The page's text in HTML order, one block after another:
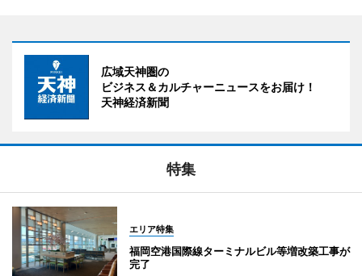
広域天神圏の
ビジネス＆カルチャーニュースをお届け！
天神経済新聞
特集
エリア特集
福岡空港国際線ターミナルビル等増改築工事が
完了